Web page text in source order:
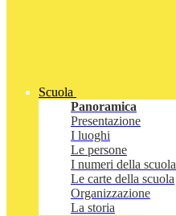
Scuola
Panoramica
Presentazione
I luoghi
Le persone
I numeri della scuola
Le carte della scuola
Organizzazione
La storia